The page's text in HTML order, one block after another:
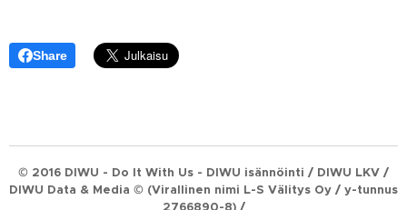
Share
© 2016 DIWU - Do It With Us - DIWU isännöinti / DIWU LKV /
DIWU Data & Media © (Virallinen nimi L-S Välitys Oy / y-tunnus
2766890-8) /